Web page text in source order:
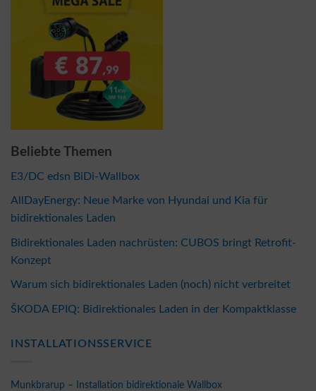
Beliebte Themen
E3/DC edsn BiDi-Wallbox
AllDayEnergy: Neue Marke von Hyundai und Kia für
bidirektionales Laden
Bidirektionales Laden nachrüsten: CUBOS bringt Retrofit-
Konzept
Warum sich bidirektionales Laden (noch) nicht verbreitet
ŠKODA EPIQ: Bidirektionales Laden in der Kompaktklasse
INSTALLATIONSSERVICE
Munkbrarup – Installation bidirektionale Wallbox